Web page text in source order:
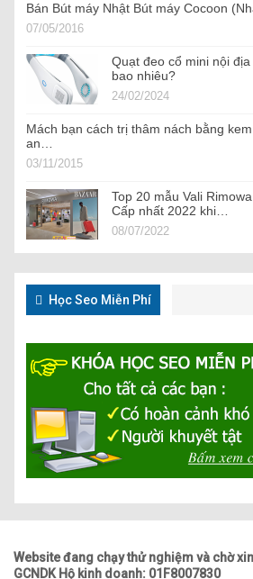
Bán Bút máy Nhật Bút máy Cocoon
07/05/2016
Quạt đeo cổ mini nội
bao nhiêu?
24/02/2024
Mách bạn cách trị thâm nách bằng
an…
03/11/2015
Top 20 mẫu Vali
Cấp nhất 2022 khi…
08/07/2022
Học Seo Miễn Phí
Website đang chạy thử nghiệm và chờ
GCNDK Hộ kinh doanh: 01F8007830